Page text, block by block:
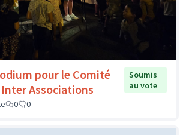
pour le Comité
Associations
Soumis
au vote
0 0